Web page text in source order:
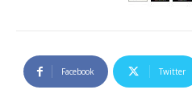
Facebook Twitter